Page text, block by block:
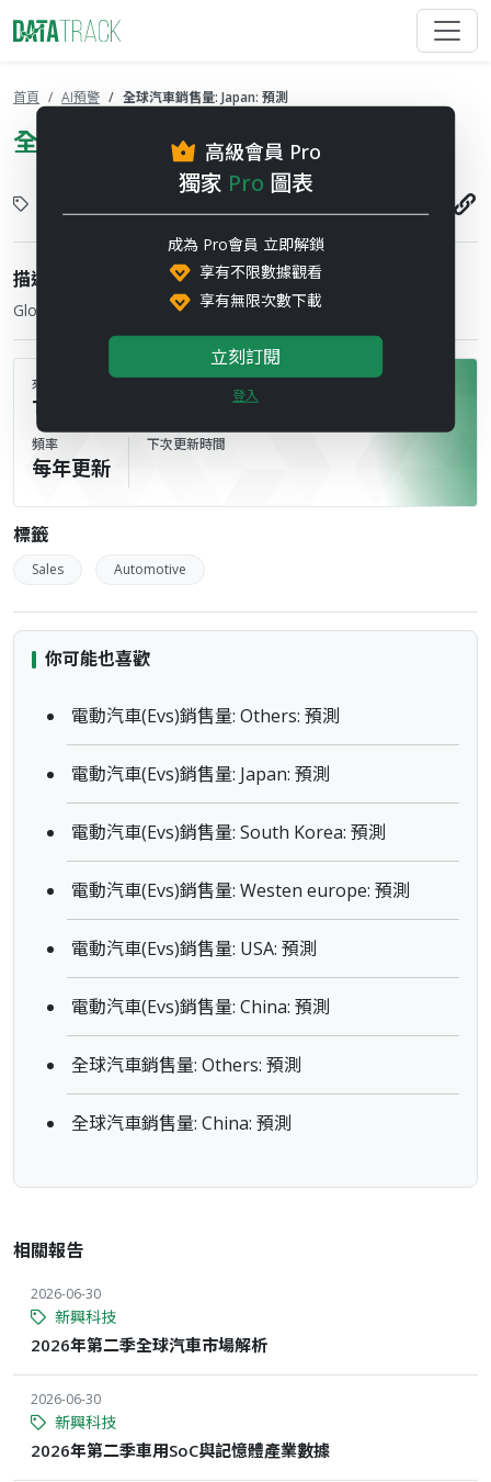
首頁 AI預警 全球汽車銷售量: Japan: 預測
全球汽車銷售量: Japan: 預測
高級會員 Pro
獨家 Pro 圖表
成為 Pro會員 立即解鎖
享有不限數據觀看
享有無限次數下載
立刻訂閱
登入
描述
Global Automotive Sales
來源
Topology
頻率
每年更新
下次更新時間
標籤
Sales Automotive
你可能也喜歡
電動汽車(Evs)銷售量: Others: 預測
電動汽車(Evs)銷售量: Japan: 預測
電動汽車(Evs)銷售量: South Korea: 預測
電動汽車(Evs)銷售量: Westen europe: 預測
電動汽車(Evs)銷售量: USA: 預測
電動汽車(Evs)銷售量: China: 預測
全球汽車銷售量: Others: 預測
全球汽車銷售量: China: 預測
相關報告
2026-06-30
新興科技
2026年第二季全球汽車市場解析
2026-06-30
新興科技
2026年第二季車用SoC與記憶體產業數據